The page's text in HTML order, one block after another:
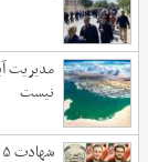
مدیریت
نیست